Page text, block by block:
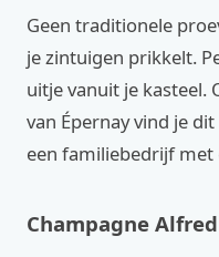
Geen traditionele
je zintuigen prikkelt.
uitje vanuit je kasteel.
van Épernay vind je
een familiebedrijf
Champagne